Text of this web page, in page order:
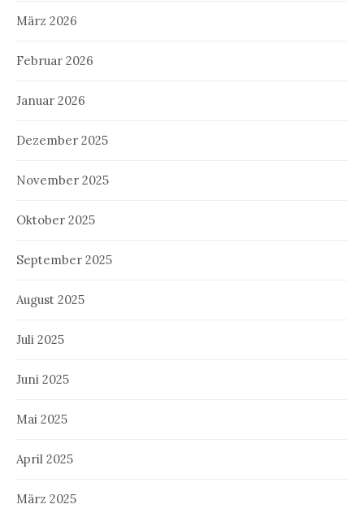
März 2026
Februar 2026
Januar 2026
Dezember 2025
November 2025
Oktober 2025
September 2025
August 2025
Juli 2025
Juni 2025
Mai 2025
April 2025
März 2025